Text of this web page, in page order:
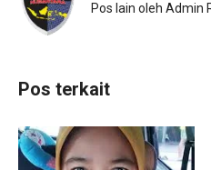
Pos lain oleh Admin
Pos terkait